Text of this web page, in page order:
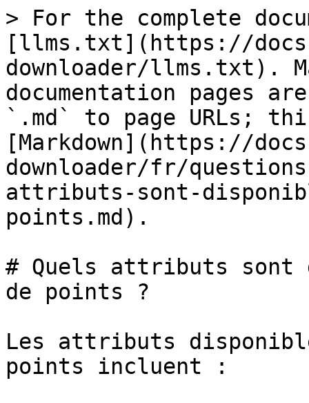
> For the complete
[llms.txt](https://
downloader/llms.txt).
documentation pages
`.md` to page URLs;
[Markdown](https://
downloader/fr/
attributs-sont-
points.md).
# Quels attributs sont
de points ?
Les attributs
points incluent :